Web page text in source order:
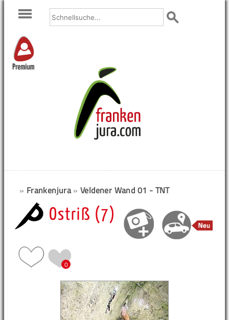
Premium
» Frankenjura»Veldener Wand 01 - TNT
Ostriß (7)
0